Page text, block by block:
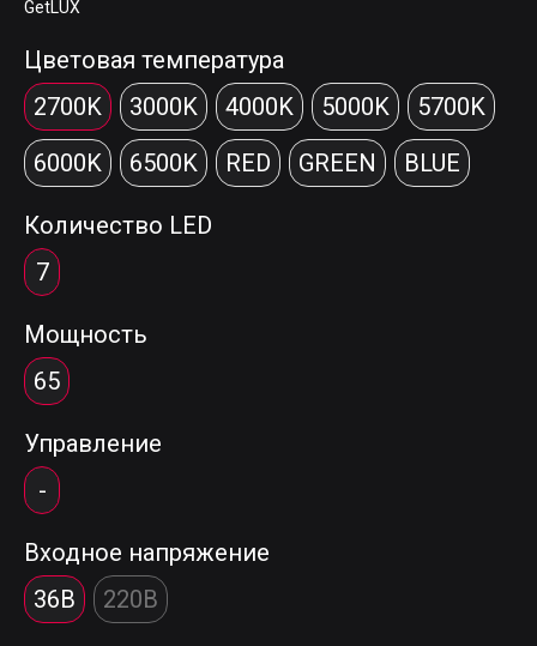
GetLUX
Цветовая температура
2700K
3000K 4000K 5000K
5700K
6000K
6500K RED GREEN BLUE
Количество LED
7
Мощность
65
Управление
-
Входное напряжение
36В
220В